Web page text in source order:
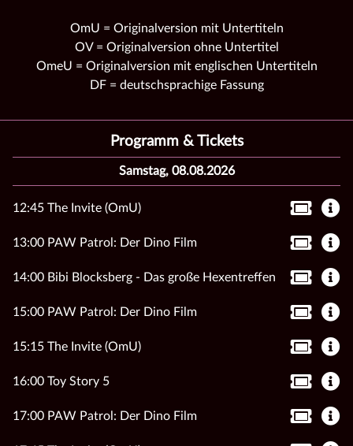
OmU = Originalversion mit Untertiteln
OV = Originalversion ohne Untertitel
OmeU = Originalversion mit englischen Untertiteln
DF = deutschsprachige Fassung
Programm & Tickets
Samstag, 08.08.2026
12:45 The Invite (OmU)
13:00 PAW Patrol: Der Dino Film
14:00 Bibi Blocksberg - Das große Hexentreffen
15:00 PAW Patrol: Der Dino Film
15:15 The Invite (OmU)
16:00 Toy Story 5
17:00 PAW Patrol: Der Dino Film